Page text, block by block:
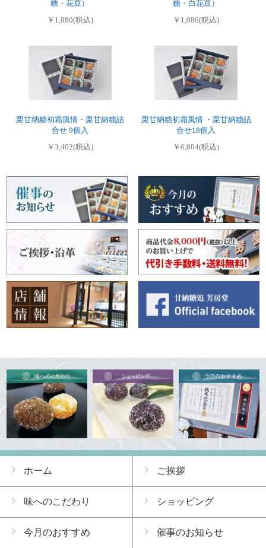
糖・花豆）
￥1,080(税込)
糖・白花豆）
￥1,080(税込)
栗甘納糖初霜風情・栗甘納糖詰
合せ 9個入
￥3,402(税込)
栗甘納糖初霜風情 ・栗甘納糖詰
合せ18個入
￥6,804(税込)
ホーム ご挨拶
味へのこだわり ショッピング
今月のおすすめ 催事のお知らせ